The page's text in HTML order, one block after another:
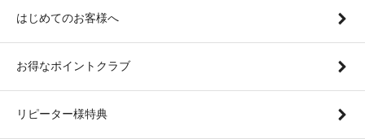
はじめてのお客様へ
お得なポイントクラブ
リピーター様特典